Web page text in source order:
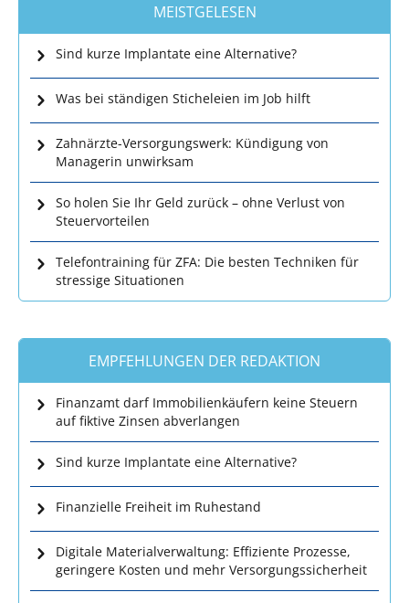
MEISTGELESEN
Sind kurze Implantate eine Alternative?
Was bei ständigen Sticheleien im Job hilft
Zahnärzte-Versorgungswerk: Kündigung von
Managerin unwirksam
So holen Sie Ihr Geld zurück – ohne Verlust von
Steuervorteilen
Telefontraining für ZFA: Die besten Techniken für
stressige Situationen
EMPFEHLUNGEN DER REDAKTION
Finanzamt darf Immobilienkäufern keine Steuern
auf fiktive Zinsen abverlangen
Sind kurze Implantate eine Alternative?
Finanzielle Freiheit im Ruhestand
Digitale Materialverwaltung: Effiziente Prozesse,
geringere Kosten und mehr Versorgungssicherheit